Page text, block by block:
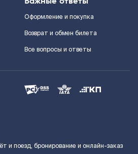
Оформление и покупка
Возврат и обмен билета
Все вопросы и ответы
и поезд, бронирование и онлайн-заказ